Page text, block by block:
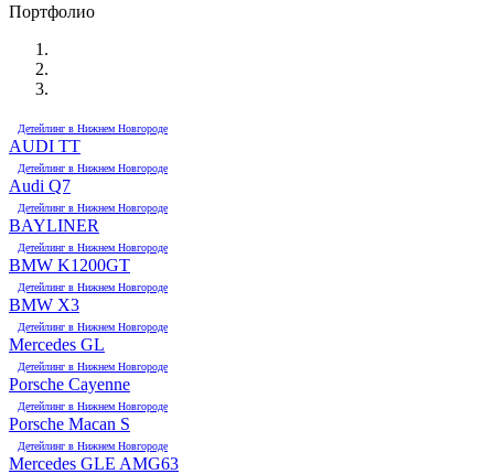
Портфолио
Детейлинг в Нижнем Новгороде
AUDI TT
Детейлинг в Нижнем Новгороде
Audi Q7
Детейлинг в Нижнем Новгороде
BAYLINER
Детейлинг в Нижнем Новгороде
BMW K1200GT
Детейлинг в Нижнем Новгороде
BMW X3
Детейлинг в Нижнем Новгороде
Mercedes GL
Детейлинг в Нижнем Новгороде
Porsche Cayenne
Детейлинг в Нижнем Новгороде
Porsche Macan S
Детейлинг в Нижнем Новгороде
Mercedes GLE AMG63